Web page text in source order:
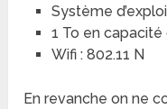
Système
1 To en
Wifi : 802.11 N
En revanche on ne